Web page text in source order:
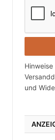
h
s
e
i
n
g
und